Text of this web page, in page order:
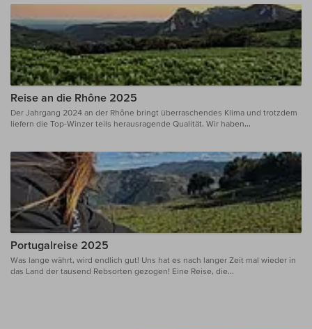
Reise an die Rhône 2025
Der Jahrgang 2024 an der Rhône bringt überraschendes Klima und trotzdem
liefern die Top-Winzer teils herausragende Qualität. Wir haben...
Portugalreise 2025
Was lange währt, wird endlich gut! Uns hat es nach langer Zeit mal wieder in
das Land der tausend Rebsorten gezogen! Eine Reise, die...